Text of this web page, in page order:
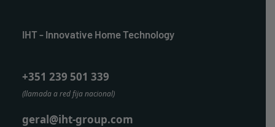
IHT - Innovative Home Technology
+351 239 501 339
(llamada a red fija nacional)
geral@iht-group.com